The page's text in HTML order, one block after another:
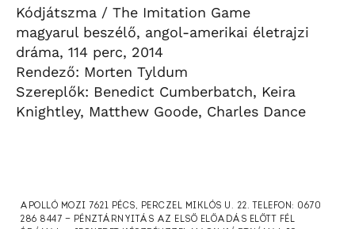
Kódjátszma / The Imitation Game
magyarul beszélő, angol-amerikai életrajzi
dráma, 114 perc, 2014
Rendező: Morten Tyldum
Szereplők: Benedict Cumberbatch, Keira
Knightley, Matthew Goode, Charles Dance
APOLLÓ MOZI 7621 PÉCS, PERCZEL MIKLÓS U. 22. TELEFON: 0670
286 8447 — PÉNZTÁRNYITÁS AZ ELSŐ ELŐADÁS ELŐTT FÉL